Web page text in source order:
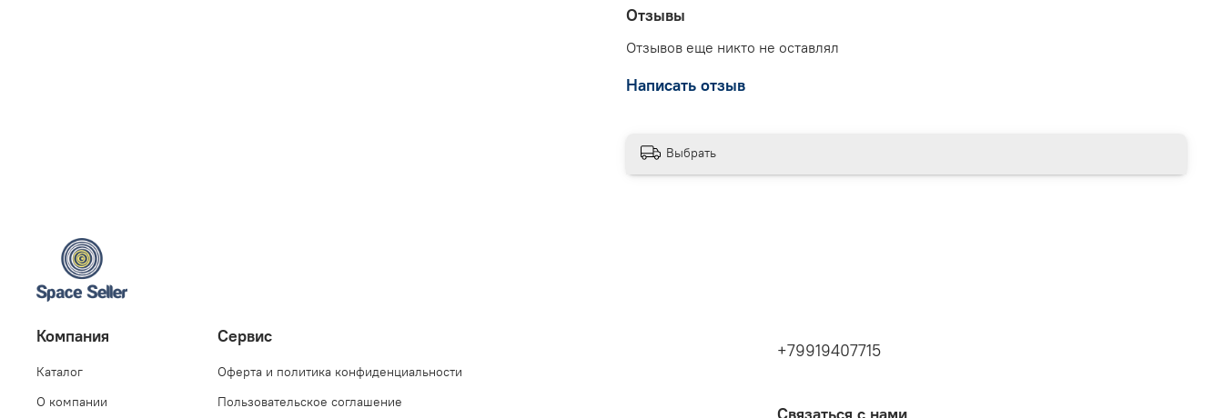
Отзывы
Отзывов еще никто не оставлял
Написать отзыв
Выбрать
Компания
Каталог
О компании
Сервис
Оферта и политика конфиденциальности
Пользовательское соглашение
+79919407715
Связаться с нами